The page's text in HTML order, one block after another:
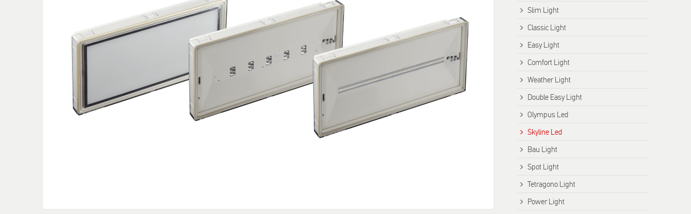
Slim Light
Classic Light
Easy Light
Comfort Light
Weather Light
Double Easy Light
Olympus Led
Skyline Led
Bau Light
Spot Light
Tetragono Light
Power Light